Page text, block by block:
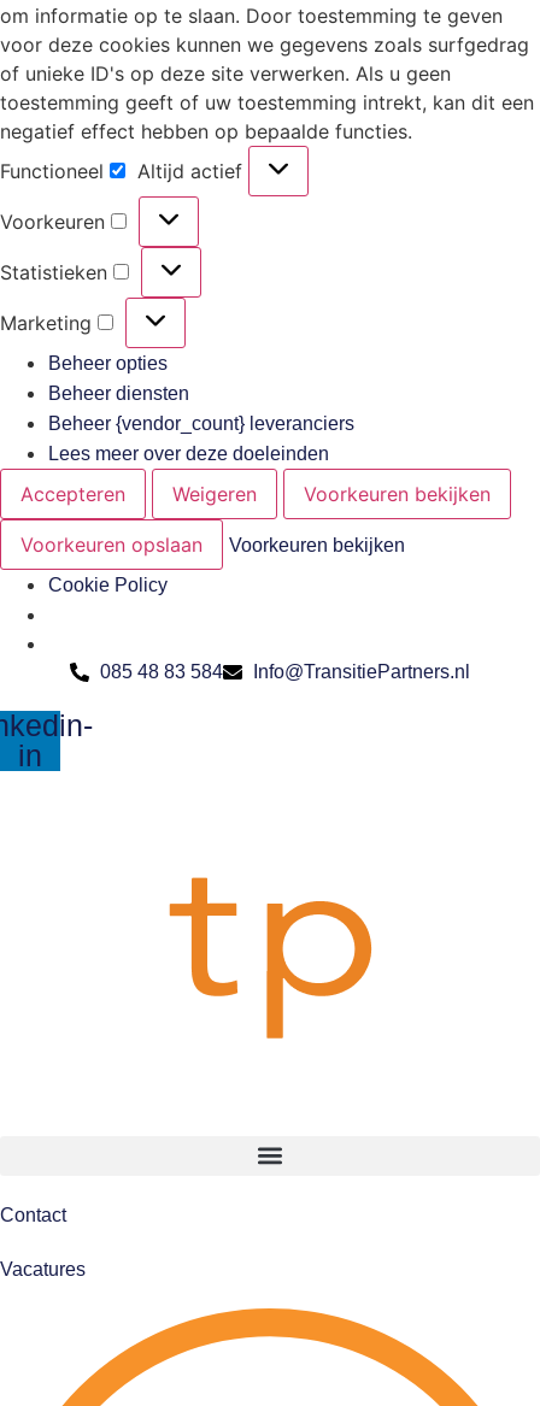
om informatie op te slaan. Door toestemming te geven
voor deze cookies kunnen we gegevens zoals surfgedrag
of unieke ID's op deze site verwerken. Als u geen
toestemming geeft of uw toestemming intrekt, kan dit een
negatief effect hebben op bepaalde functies.
Functioneel
Functioneel
Altijd actief
Voorkeuren
Voorkeuren
Statistieken
Statistieken
Marketing
Marketing
Beheer opties
Beheer diensten
Beheer {vendor_count} leveranciers
Lees meer over deze doeleinden
Accepteren Weigeren Voorkeuren bekijken
Voorkeuren opslaan
Voorkeuren bekijken
Cookie Policy
de
inhoud
085 48 83 584 Info@TransitiePartners.nl
in
Contact
Vacatures